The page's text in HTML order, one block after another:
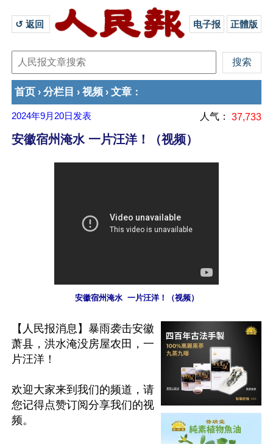
↺ 返回 电子报 正體版
首页 › 分栏目 › 视频 › 文章 ：
2024年9月20日 发表 人气： 37,733
安徽宿州淹水 一片汪洋！（视频）
安徽宿州淹水  一片汪洋！（视频）
【人民报消息】暴雨袭击安徽
萧县，洪水淹没房屋农田，一
片汪洋！
欢迎大家来到我们的频道，请
您记得点赞订阅分享我们的视
频。